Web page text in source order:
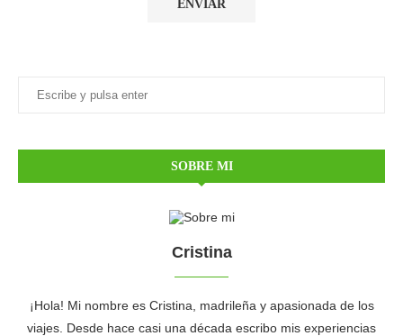
SOBRE MI
Cristina
¡Hola! Mi nombre es Cristina, madrileña y apasionada de los
viajes. Desde hace casi una década escribo mis experiencias